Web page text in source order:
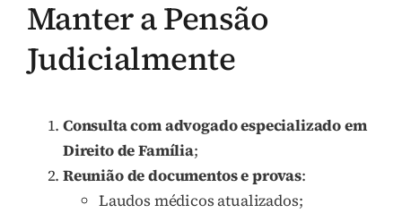
Manter a Pensão
Judicialmente
Consulta com advogado especializado em
Direito de Família;
Reunião de documentos e provas:
Laudos médicos atualizados;